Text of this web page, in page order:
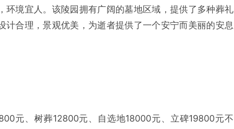
环境宜人。该陵园拥有广阔的墓地区域，提供了多种葬礼
计合理，景观优美，为逝者提供了一个安宁而美丽的安息
元、树葬12800元、自选地18000元、立碑19800元不